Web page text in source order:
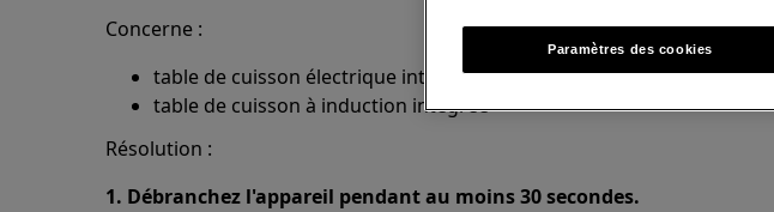
Concerne :
table de cuisson électrique intégrée
table de cuisson à induction intégrée
Résolution :
1. Débranchez l'appareil pendant au moins 30 secondes.
Paramètres des cookies